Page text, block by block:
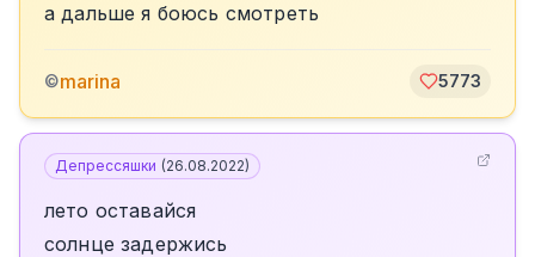
а дальше я боюсь смотреть
©marina 5773
Депрессяшки (26.08.2022)
лето оставайся
солнце задержись